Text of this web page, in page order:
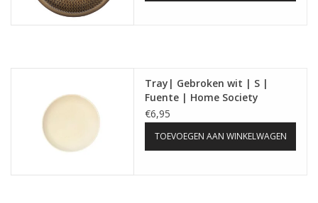
Tray| Gebroken wit | S |
Fuente | Home Society
€6,95
TOEVOEGEN AAN WINKELWAGEN